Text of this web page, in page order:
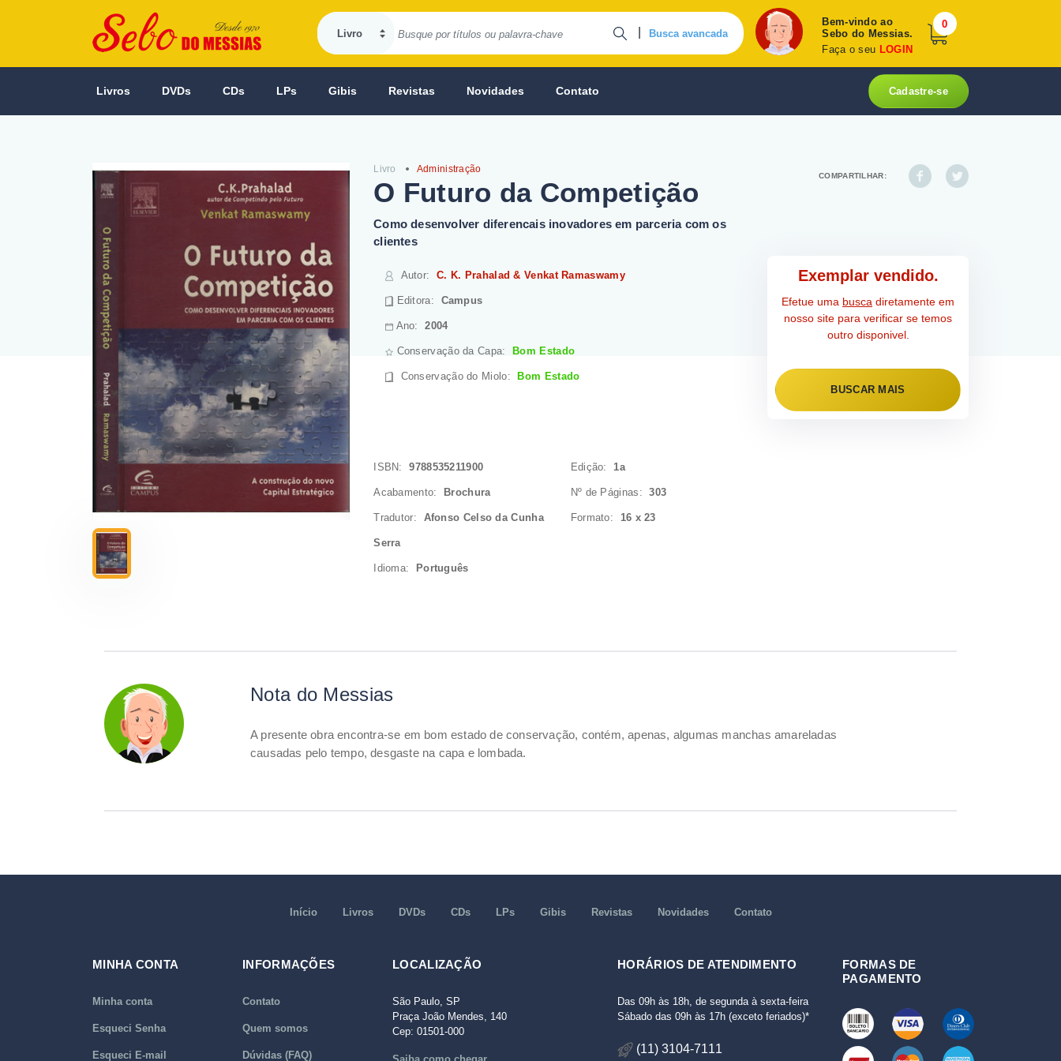
Busca avancada
Bem-vindo ao
Sebo do Messias.
Faça o seu LOGIN
0
Livros DVDs CDs LPs Gibis Revistas Novidades Contato Cadastre-se
Livro Administração
O Futuro da Competição
Como desenvolver diferencais inovadores em parceria com os
clientes
Autor: C. K. Prahalad & Venkat Ramaswamy
Editora: Campus
Ano:2004
Conservação da Capa: Bom Estado
Conservação do Miolo: Bom Estado
ISBN:9788535211900 Edição:1a
Acabamento: Brochura Nº de Páginas:303
Tradutor: Afonso Celso da Cunha
Serra
Formato: 16 x 23
Idioma: Português
COMPARTILHAR:
Exemplar vendido.
Efetue uma busca diretamente em
nosso site para verificar se temos
outro disponivel.
BUSCAR MAIS
Nota do Messias
A presente obra encontra-se em bom estado de conservação, contém, apenas, algumas manchas amareladas
causadas pelo tempo, desgaste na capa e lombada.
Início Livros DVDs CDs LPs Gibis Revistas Novidades Contato
MINHA CONTA
Minha conta
Esqueci Senha
Esqueci E-mail
INFORMAÇÕES
Contato
Quem somos
Dúvidas (FAQ)
LOCALIZAÇÃO
São Paulo, SP
Praça João Mendes, 140
Cep: 01501-000
HORÁRIOS DE ATENDIMENTO
Das 09h às 18h, de segunda à sexta-feira
Sábado das 09h às 17h (exceto feriados)*
(11) 3104-7111
FORMAS DE
PAGAMENTO